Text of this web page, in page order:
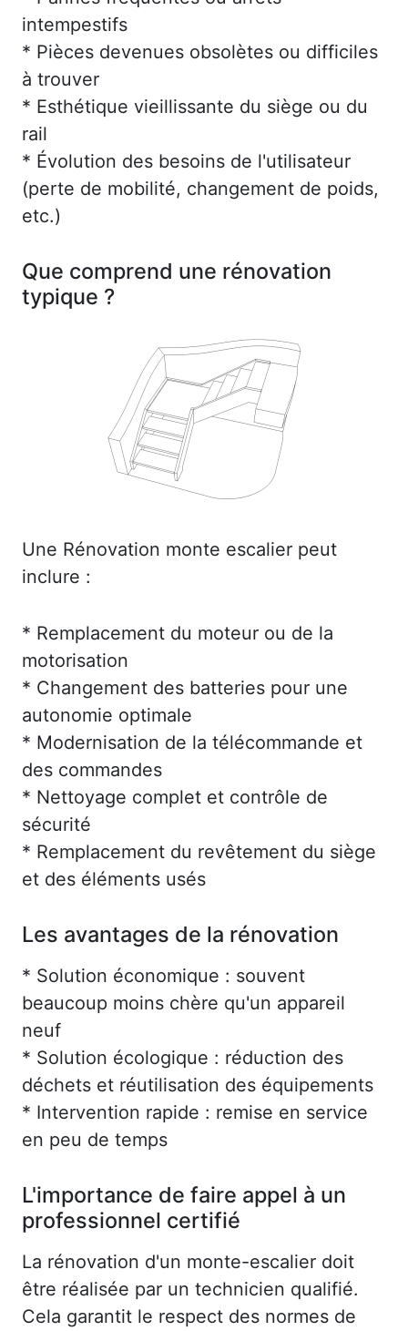
intempestifs
* Pièces devenues obsolètes ou difficiles
à trouver
* Esthétique vieillissante du siège ou du
rail
* Évolution des besoins de l'utilisateur
(perte de mobilité, changement de poids,
etc.)
Que comprend une rénovation
typique ?
Une Rénovation monte escalier peut
inclure :
* Remplacement du moteur ou de la
motorisation
* Changement des batteries pour une
autonomie optimale
* Modernisation de la télécommande et
des commandes
* Nettoyage complet et contrôle de
sécurité
* Remplacement du revêtement du siège
et des éléments usés
Les avantages de la rénovation
* Solution économique : souvent
beaucoup moins chère qu'un appareil
neuf
* Solution écologique : réduction des
déchets et réutilisation des équipements
* Intervention rapide : remise en service
en peu de temps
L'importance de faire appel à un
professionnel certifié
La rénovation d'un monte-escalier doit
être réalisée par un technicien qualifié.
Cela garantit le respect des normes de